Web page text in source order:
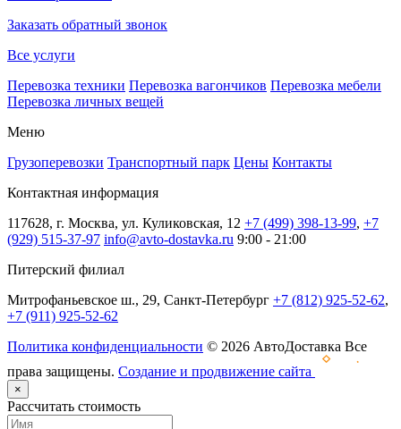
Заказать обратный звонок
Все услуги
Перевозка техники Перевозка вагончиков Перевозка мебели
Перевозка личных вещей
Меню
Грузоперевозки Транспортный парк Цены Контакты
Контактная информация
117628, г. Москва, ул. Куликовская, 12 +7 (499) 398-13-99, +7
(929) 515-37-97 info@avto-dostavka.ru 9:00 - 21:00
Питерский филиал
Митрофаньевское ш., 29, Санкт-Петербург +7 (812) 925-52-62,
+7 (911) 925-52-62
Политика конфиденциальности © 2026 АвтоДоставка Все
права защищены. Создание и продвижение сайта
×
Рассчитать стоимость